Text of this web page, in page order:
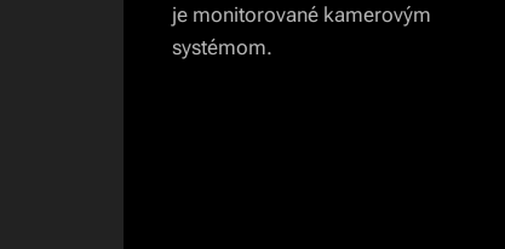
je monitorované kamerovým
systémom.